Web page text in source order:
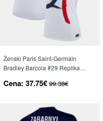
Ženski Paris Saint-Germain
Bradley Barcola #29 Replika
26 Kratek Rokav
Cena: 37.75€ 99.38€